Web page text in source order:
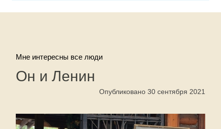
Мне интересны все люди
Он и Ленин
Опубликовано 30 сентября 2021